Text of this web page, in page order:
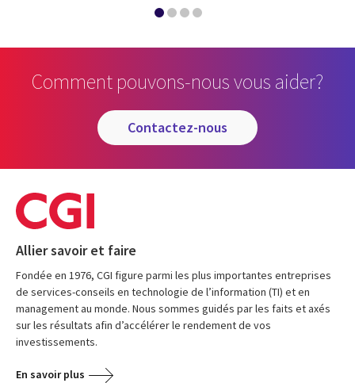
Comment pouvons-nous vous aider?
contactez-nous
Allier savoir et faire
Fondée en 1976, CGI figure parmi les plus importantes entreprises
de services-conseils en technologie de l’information (TI) et en
management au monde. Nous sommes guidés par les faits et axés
sur les résultats afin d’accélérer le rendement de vos
investissements.
En savoir plus